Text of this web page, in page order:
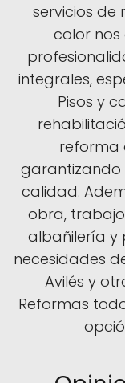
servicios de
color
integrales,
Pisos y
reforma
garantizando
calidad.
obra,
albañilería y
necesidades
Avilés y
Reformas